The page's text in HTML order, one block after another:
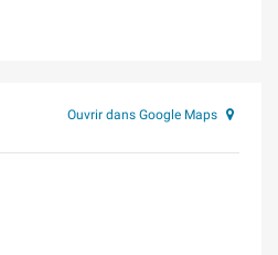
Ouvrir dans Google Maps